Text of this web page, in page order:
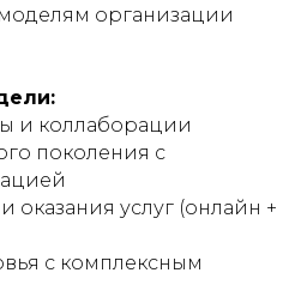
организации
и коллаборации
поколения с
услуг (онлайн +
с комплексным